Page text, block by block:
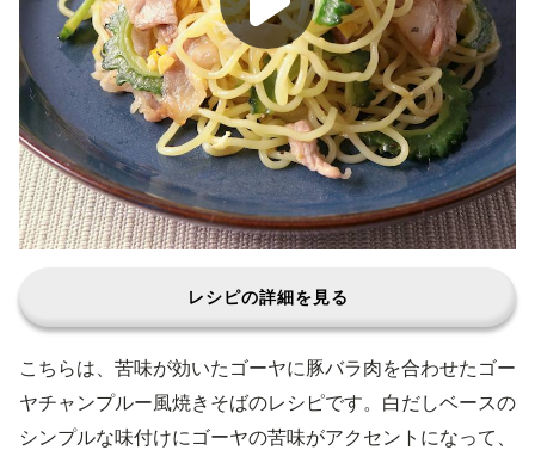
レシピの詳細を見る
こちらは、苦味が効いたゴーヤに豚バラ肉を合わせたゴー
ヤチャンプルー風焼きそばのレシピです。白だしベースの
シンプルな味付けにゴーヤの苦味がアクセントになって、